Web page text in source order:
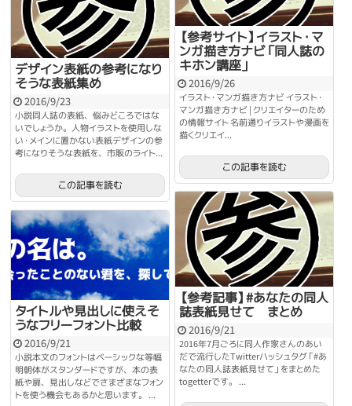
【参考サイト】イラスト・マ
ンガ描き方ナビ「同人誌の
キホン講座」
2016/9/26
イラスト・マンガ描き方ナビ イラスト・
マンガ描き方ナビ | クリエイターのため
の情報サイト 名前通りイラストや漫画を
描くクリエイ...
この記事を読む
デザイン表紙の参考になり
そうな表紙集め
2016/9/23
小説同人誌の表紙、悩みどころではな
いでしょうか。人物イラストを使用しな
い・メインに置かない表紙デザインの参
考になりそうな表紙を、市販のライト...
この記事を読む
【参考記事】#あなたの同人
誌表紙見せて まとめ
2016/9/21
2016年7月ごろに同人作家さんのあい
だで流行したTwitterハッシュタグ「#あ
なたの同人誌表紙見せて」をまとめた
togetterです。 ...
タイトルや見出しに使えそ
うなフリーフォント比較
2016/9/21
小説本文のフォントはベーシックな等幅
明朝体がスタンダードですが、本の表
紙や扉、見出しなどでさまざまなフォン
トを使う機会もあるかと思います。 ...